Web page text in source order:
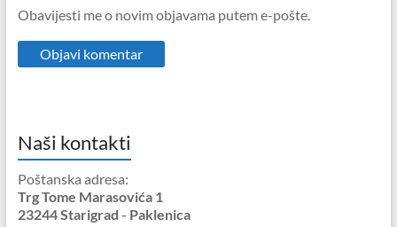
Obavijesti me o novim objavama putem e-pošte.
Naši kontakti
Poštanska adresa:
Trg Tome Marasovića 1
23244 Starigrad - Paklenica